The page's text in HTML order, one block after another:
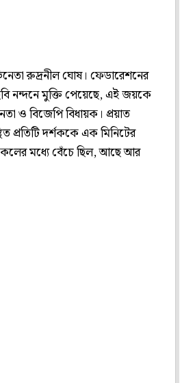
রুদ্রনীল ঘোষ। ফেডারেশনের
নন্দনে মুক্তি পেয়েছে, এই জয়কে
ও বিজেপি বিধায়ক। প্রয়াত
প্রতিটি দর্শককে এক মিনিটের
মধ্যে বেঁচে ছিল, আছে আর